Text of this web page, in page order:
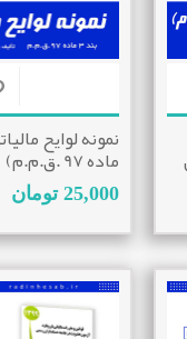
ماده 97 .ق.م.م)
25,000 تومان